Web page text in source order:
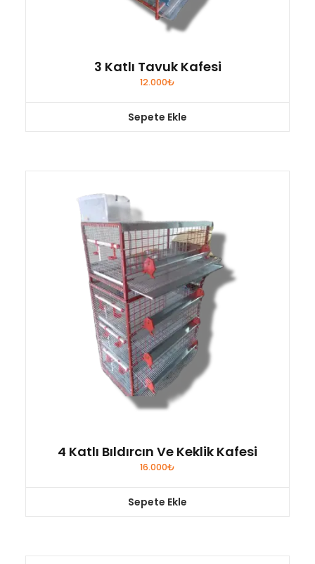
3 Katlı Tavuk Kafesi
12.000₺
Sepete Ekle
4 Katlı Bıldırcın Ve Keklik Kafesi
16.000₺
Sepete Ekle